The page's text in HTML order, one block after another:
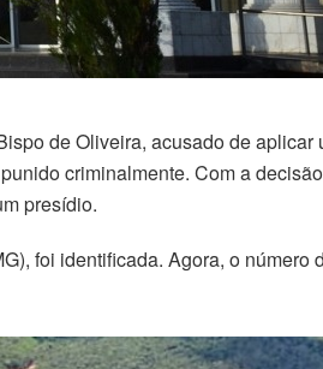
de Oliveira, acusado de aplicar
criminalmente. Com a
presídio.
foi identificada. Agora, o número